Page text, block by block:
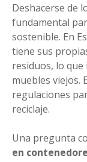
Deshacerse de
fundamental
sostenible. En
tiene sus
residuos, lo que
muebles viejos.
regulaciones
reciclaje.
Una pregunta
en